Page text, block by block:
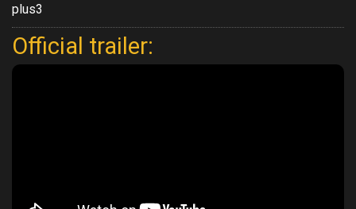
plus3
Official trailer: